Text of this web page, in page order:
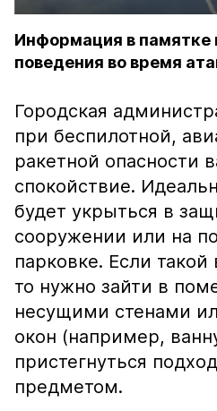
Информация в памятке
поведения во время
Городская
при беспилотной,
ракетной опасности
спокойствие.
будет укрыться в
сооружении или на
парковке. Если
то нужно зайти в
несущими стенами
окон (например,
пристегнуться
предметом.